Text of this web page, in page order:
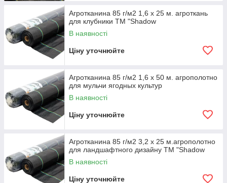
Агротканина 85 г/м2 1,6 х 25 м. агроткань
для клубники ТМ "Shadow
В наявності
Ціну уточнюйте
Агротканина 85 г/м2 1,6 х 50 м. агрополотно
для мульчи ягодных культур
В наявності
Ціну уточнюйте
Агротканина 85 г/м2 3,2 х 25 м.агрополотно
для ландшафтного дизайну ТМ "Shadow
В наявності
Ціну уточнюйте